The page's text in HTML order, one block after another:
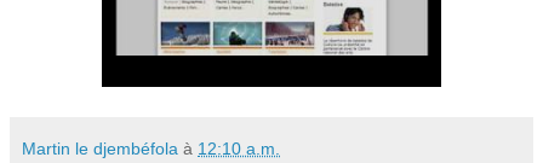
Martin le djembéfola à 12:10 a.m.